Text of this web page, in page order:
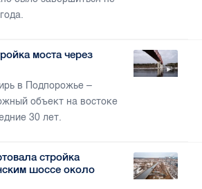
моста через
в Подпорожье –
объект на востоке
30 лет.
стройка
шоссе около